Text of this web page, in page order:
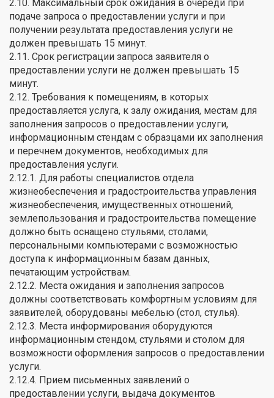
2.10. Максимальный срок ожидания в очереди при
подаче запроса о предоставлении услуги и при
получении результата предоставления услуги не
должен превышать 15 минут.
2.11. Срок регистрации запроса заявителя о
предоставлении услуги не должен превышать 15
минут.
2.12. Требования к помещениям, в которых
предоставляется услуга, к залу ожидания, местам для
заполнения запросов о предоставлении услуги,
информационным стендам с образцами их заполнения
и перечнем документов, необходимых для
предоставления услуги.
2.12.1. Для работы специалистов отдела
жизнеобеспечения и градостроительства управления
жизнеобеспечения, имущественных отношений,
землепользования и градостроительства помещение
должно быть оснащено стульями, столами,
персональными компьютерами с возможностью
доступа к информационным базам данных,
печатающим устройствам.
2.12.2. Места ожидания и заполнения запросов
должны соответствовать комфортным условиям для
заявителей, оборудованы мебелью (стол, стулья).
2.12.3. Места информирования оборудуются
информационным стендом, стульями и столом для
возможности оформления запросов о предоставлении
услуги.
2.12.4. Прием письменных заявлений о
предоставлении услуги, выдача документов